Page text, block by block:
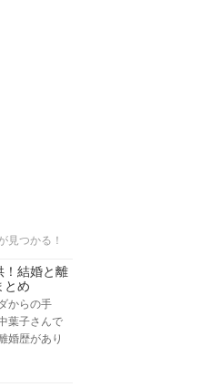
見つかる！
！結婚と離
とめ
からの手
葉子さんで
婚歴があり